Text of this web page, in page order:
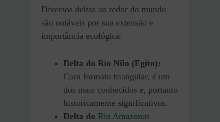
Diversos deltas ao redor do mundo
são notáveis por sua extensão e
importância ecológica:
Delta do Rio Nilo (Egito):
Com formato triangular, é um
dos mais conhecidos e, portanto
historicamente significativos.
Delta do Rio Amazonas